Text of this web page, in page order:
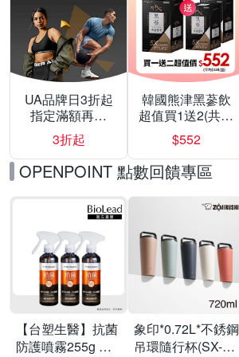
UA品牌日3折起
指定滿額再折
200
3折起
韓國熊津黑蔘飲
超值買1送2(共24
入組)
$552
OPENPOINT 點數回饋專區
【台塑生醫】抗菌
防護噴霧255g 三
象印*0.72L*不銹鋼
吊環隨行杯(SX-